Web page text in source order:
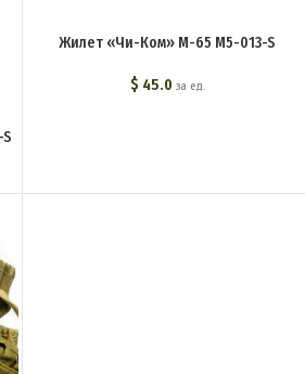
Жилет «Чи-Ком» М-65 M5-013-S
$ 45.0 за ед.